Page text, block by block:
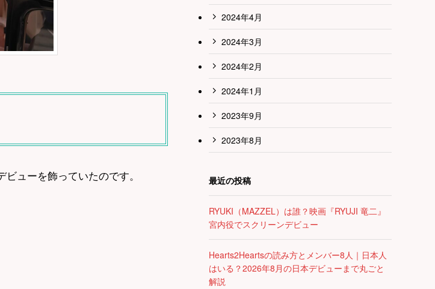
ューを飾っていたのです。
2024年4月
2024年3月
2024年2月
2024年1月
2023年9月
2023年8月
最近の投稿
RYUKI（MAZZEL）は誰？映画『RYUJI 竜二』
宮内役でスクリーンデビュー
Hearts2Heartsの読み方とメンバー8人｜日本人
はいる？2026年8月の日本デビューまで丸ごと
解説